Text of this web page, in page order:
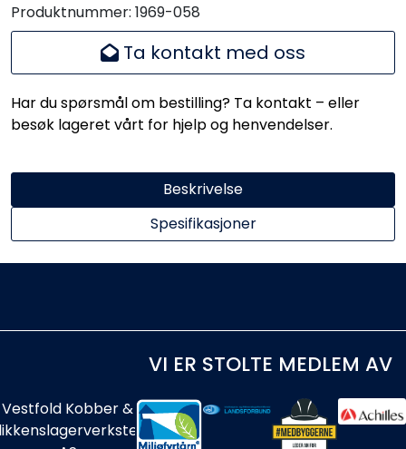
Produktnummer: 1969-058
Ta kontakt med oss
Har du spørsmål om bestilling? Ta kontakt – eller
besøk lageret vårt for hjelp og henvendelser.
Beskrivelse
Spesifikasjoner
VI ER STOLTE MEDLEM AV
Vestfold Kobber &